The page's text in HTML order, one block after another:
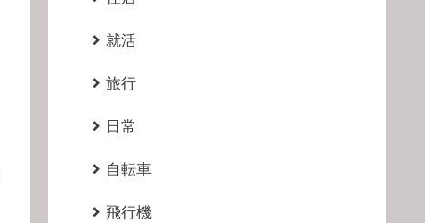
就活
旅行
日常
自転車
飛行機